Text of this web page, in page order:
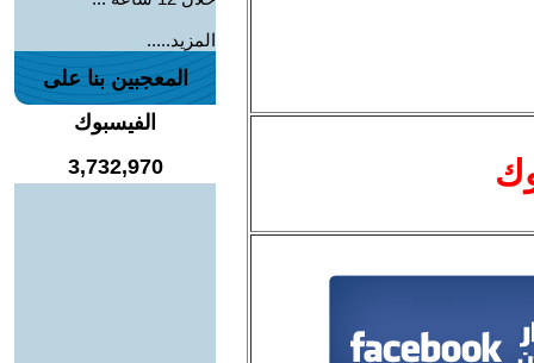
المزيد.....
المعجبين بنا على
الفيسبوك
3,732,970